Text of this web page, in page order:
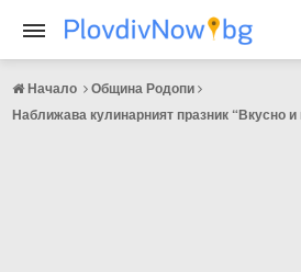
Начало
Община Родопи
Наближава кулинарният празник “Вкусно